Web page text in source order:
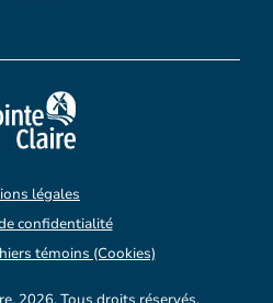
légales
confidentialité
témoins (Cookies)